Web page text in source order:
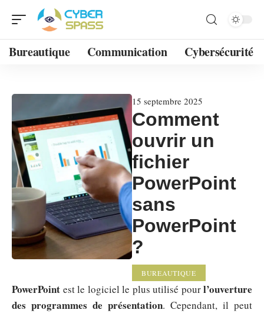
Bureautique Communication Cybersécurité
15 septembre 2025
Comment
ouvrir un
fichier
PowerPoint
sans
PowerPoint
?
BUREAUTIQUE
PowerPoint est le logiciel le plus utilisé pourl’ouverture
des programmes de présentation. Cependant, il peut